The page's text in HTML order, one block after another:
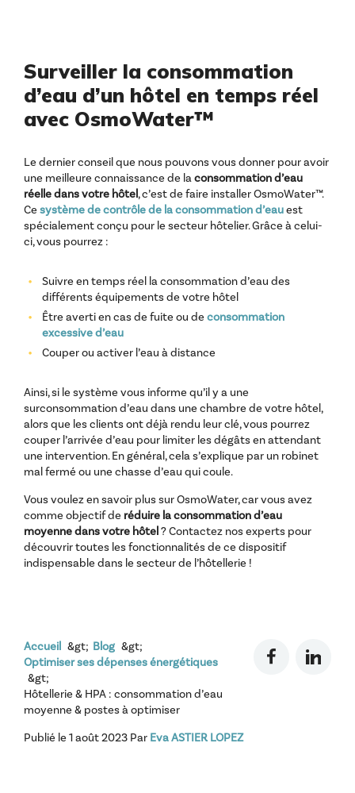
Surveiller la consommation
d’eau d’un hôtel en temps réel
avec OsmoWater™
Le dernier conseil que nous pouvons vous donner pour avoir
une meilleure connaissance de laconsommation d’eau
réelle dans votre hôtel, c’est de faire installer OsmoWater™.
Cesystème de contrôle de la consommation d’eauest
spécialement conçu pour le secteur hôtelier. Grâce à celui-
ci, vous pourrez :
Suivre en temps réel la consommation d’eau des
différents équipements de votre hôtel
Être averti en cas de fuite ou deconsommation
excessive d’eau
Couper ou activer l’eau à distance
Ainsi, si le système vous informe qu’il y a une
surconsommation d’eau dans une chambre de votre hôtel,
alors que les clients ont déjà rendu leur clé, vous pourrez
couper l’arrivée d’eau pour limiter les dégâts en attendant
une intervention. En général, cela s’explique par un robinet
mal fermé ou une chasse d’eau qui coule.
Vous voulez en savoir plus sur OsmoWater, car vous avez
comme objectif de réduire la consommation d’eau
moyenne dans votre hôtel? Contactez nos experts pour
découvrir toutes les fonctionnalités de ce dispositif
indispensable dans le secteur de l’hôtellerie !
Accueil
Blog
Optimiser ses dépenses énergétiques
Hôtellerie & HPA : consommation d’eau
moyenne & postes à optimiser
Publié le1 août 2023 Par Eva ASTIER LOPEZ